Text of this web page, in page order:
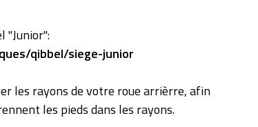
"Junior":
qibbel/siege-junior
les rayons de votre roue arrièrre, afin
les pieds dans les rayons.